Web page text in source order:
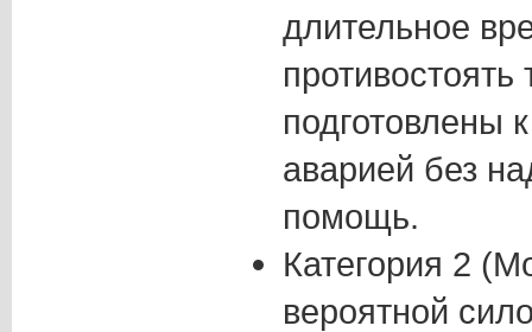
длительное
подготовлены
аварией без
помощь.
Категория 2
вероятной